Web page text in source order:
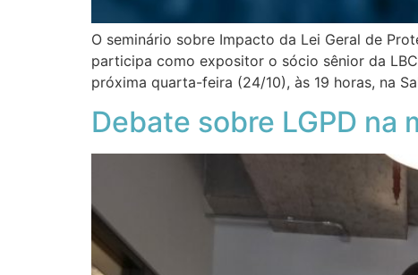
O seminário sobre Impacto da Lei Geral de
participa como expositor o sócio sênior da
próxima quarta-feira (24/10), às 19 horas, na
Debate sobre LGPD na